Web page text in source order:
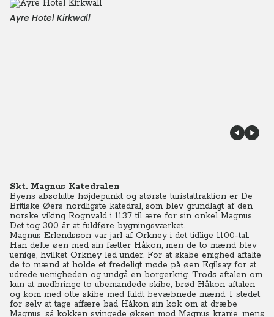
Ayre Hotel Kirkwall
Skt. Magnus Katedralen
Byens absolutte højdepunkt og største turistattraktion er De
Britiske Øers nordligste katedral, som blev grundlagt af den
norske viking Rognvald i 1137 til ære for sin onkel Magnus.
Det tog 300 år at fuldføre bygningsværket.
Magnus Erlendsson var jarl af Orkney i det tidlige 1100-tal.
Han delte øen med sin fætter Håkon, men de to mænd blev
uenige, hvilket Orkney led under. For at skabe enighed aftalte
de to mænd at holde et fredeligt møde på øen Egilsay for at
udrede uenigheden og undgå en borgerkrig. Trods aftalen om
kun at medbringe to ubemandede skibe, brød Håkon aftalen
og kom med otte skibe med fuldt bevæbnede mænd. I stedet
for selv at tage affære bad Håkon sin kok om at dræbe
Magnus, så kokken svingede øksen mod Magnus kranie, mens